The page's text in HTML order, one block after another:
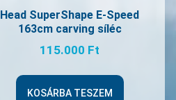
Head SuperShape E-Speed
163cm carving síléc
115.000 Ft
KOSÁRBA TESZEM